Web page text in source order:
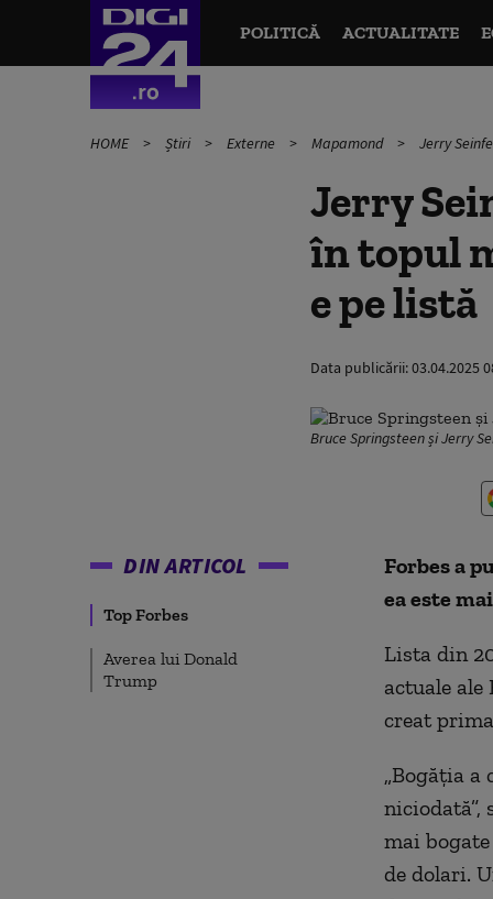
POLITICĂ ACTUALITATE
HOME Știri Externe Mapamond Jerry
Jerry
în topul
e pe listă
Data publicării:03.04.2025
Bruce Springsteen și Jerry
DIN ARTICOL
Top Forbes
Averea lui Donald
Trump
Forbes a
ea este
Lista din
actuale ale
creat
„Bogăția a
niciodată”,
mai
de dolari.